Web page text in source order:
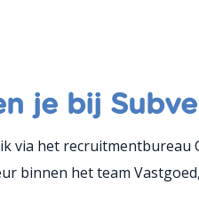
je bij
via het recruitmentbureau
binnen het team